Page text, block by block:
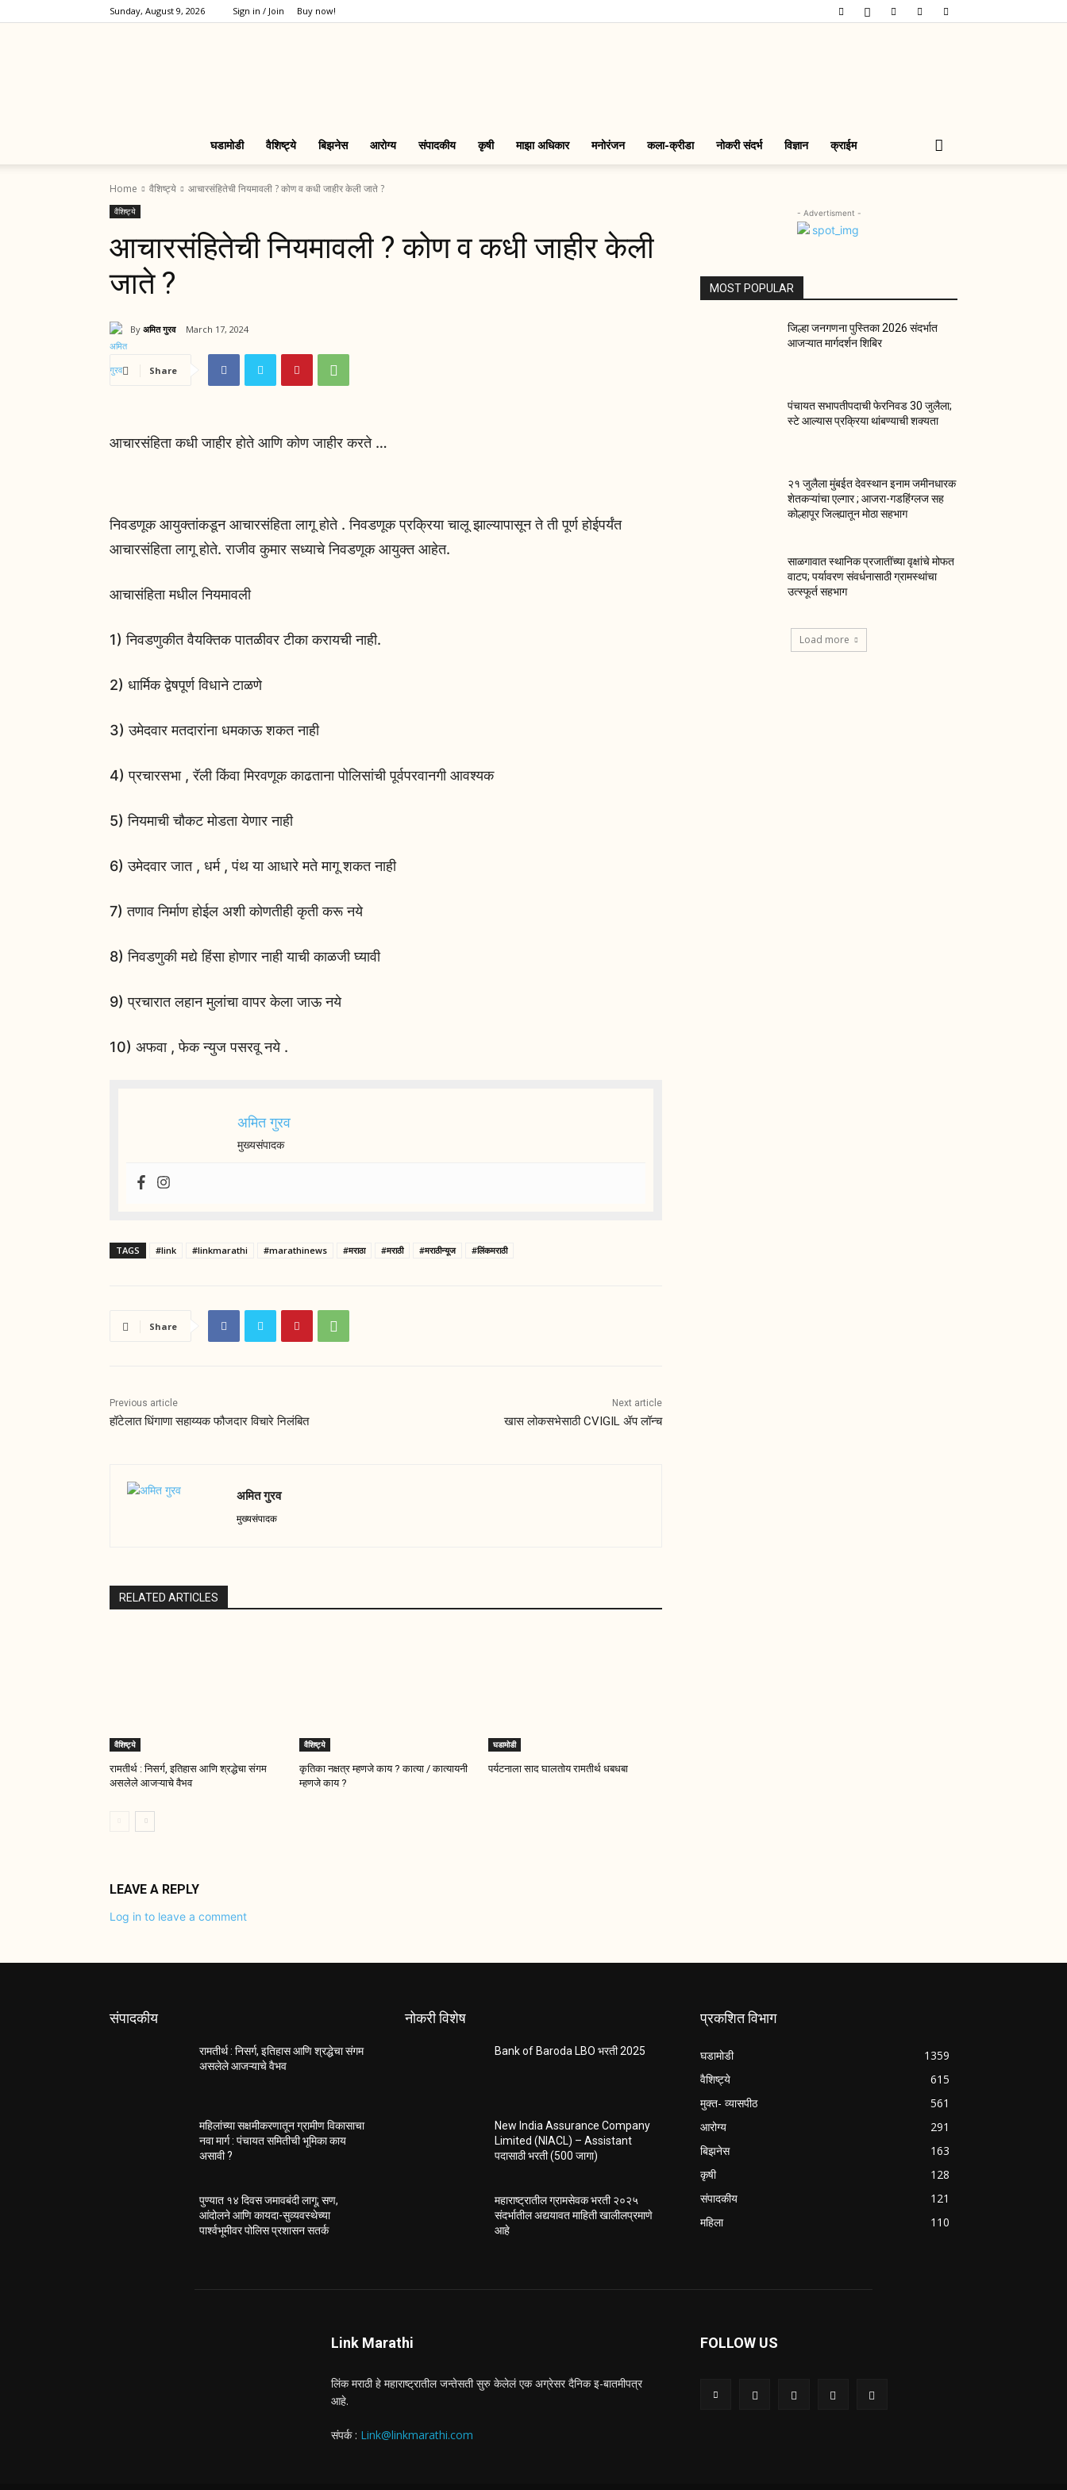
Sunday, August 9, 2026 Sign in / Join Buy now!
घडामोडी वैशिष्ट्ये बिझनेस आरोग्य संपादकीय कृषी माझा अधिकार मनोरंजन कला-क्रीडा नोकरी संदर्भ विज्ञान क्राईम
Home वैशिष्ट्ये आचारसंहितेची नियमावली ? कोण व कधी जाहीर केली जाते ?
वैशिष्ट्ये
आचारसंहितेची नियमावली ? कोण व कधी जाहीर केली
जाते ?
By अमित गुरव March 17, 2024
Share
आचारसंहिता कधी जाहीर होते आणि कोण जाहीर करते …
निवडणूक आयुक्तांकडून आचारसंहिता लागू होते . निवडणूक प्रक्रिया चालू झाल्यापासून ते ती पूर्ण होईपर्यंत
आचारसंहिता लागू होते. राजीव कुमार सध्याचे निवडणूक आयुक्त आहेत.
आचासंहिता मधील नियमावली
1) निवडणुकीत वैयक्तिक पातळीवर टीका करायची नाही.
2) धार्मिक द्वेषपूर्ण विधाने टाळणे
3) उमेदवार मतदारांना धमकाऊ शकत नाही
4) प्रचारसभा , रॅली किंवा मिरवणूक काढताना पोलिसांची पूर्वपरवानगी आवश्यक
5) नियमाची चौकट मोडता येणार नाही
6) उमेदवार जात , धर्म , पंथ या आधारे मते मागू शकत नाही
7) तणाव निर्माण होईल अशी कोणतीही कृती करू नये
8) निवडणुकी मद्ये हिंसा होणार नाही याची काळजी घ्यावी
9) प्रचारात लहान मुलांचा वापर केला जाऊ नये
10) अफवा , फेक न्युज पसरवू नये .
अमित गुरव
मुख्यसंपादक
TAGS #link #linkmarathi #marathinews #मराठा #मराठी #मराठीन्यूज #लिंकमराठी
Share
Previous article
हॉटेलात धिंगाणा सहाय्यक फौजदार विचारे निलंबित
Next article
खास लोकसभेसाठी CVIGIL ॲप लॉन्च
अमित गुरव
मुख्यसंपादक
RELATED ARTICLES
वैशिष्ट्ये
रामतीर्थ : निसर्ग, इतिहास आणि श्रद्धेचा संगम
असलेले आजऱ्याचे वैभव
वैशिष्ट्ये
कृतिका नक्षत्र म्हणजे काय ? कात्या / कात्यायनी
म्हणजे काय ?
घडामोडी
पर्यटनाला साद घालतोय रामतीर्थ धबधबा
LEAVE A REPLY
Log in to leave a comment
- Advertisment -
MOST POPULAR
जिल्हा जनगणना पुस्तिका 2026 संदर्भात
आजऱ्यात मार्गदर्शन शिबिर
पंचायत सभापतीपदाची फेरनिवड 30 जुलैला;
स्टे आल्यास प्रक्रिया थांबण्याची शक्यता
२१ जुलैला मुंबईत देवस्थान इनाम जमीनधारक
शेतकऱ्यांचा एल्गार ; आजरा-गडहिंग्लज सह
कोल्हापूर जिल्ह्यातून मोठा सहभाग
साळगावात स्थानिक प्रजातींच्या वृक्षांचे मोफत
वाटप; पर्यावरण संवर्धनासाठी ग्रामस्थांचा
उत्स्फूर्त सहभाग
Load more
संपादकीय
रामतीर्थ : निसर्ग, इतिहास आणि श्रद्धेचा संगम
असलेले आजऱ्याचे वैभव
महिलांच्या सक्षमीकरणातून ग्रामीण विकासाचा
नवा मार्ग : पंचायत समितीची भूमिका काय
असावी ?
पुण्यात १४ दिवस जमावबंदी लागू; सण,
आंदोलने आणि कायदा-सुव्यवस्थेच्या
पार्श्वभूमीवर पोलिस प्रशासन सतर्क
नोकरी विशेष
Bank of Baroda LBO भरती 2025
New India Assurance Company
Limited (NIACL) – Assistant
पदासाठी भरती (500 जागा)
महाराष्ट्रातील ग्रामसेवक भरती २०२५
संदर्भातील अद्ययावत माहिती खालीलप्रमाणे
आहे
प्रकशित विभाग
घडामोडी
1359
वैशिष्ट्ये
615
मुक्त- व्यासपीठ
561
आरोग्य
291
बिझनेस
163
कृषी
128
संपादकीय
121
महिला
110
Link Marathi
लिंक मराठी हे महाराष्ट्रातील जन्तेसती सुरु केलेलं एक अग्रेसर दैनिक इ-बातमीपत्र
आहे.
संपर्क : Link@linkmarathi.com
FOLLOW US